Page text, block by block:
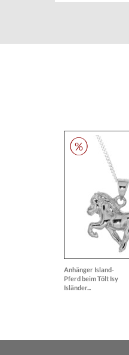
Anhänger Island-
Pferd beim Tölt Isy
Isländer...